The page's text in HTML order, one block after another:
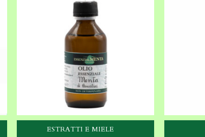
ESTRATTI E MIELE